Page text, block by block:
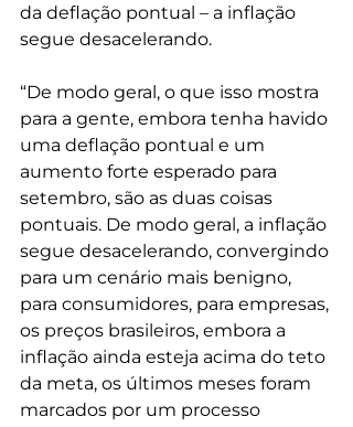
da deflação pontual – a inflação
segue desacelerando.
“De modo geral, o que isso mostra
para a gente, embora tenha havido
uma deflação pontual e um
aumento forte esperado para
setembro, são as duas coisas
pontuais. De modo geral, a inflação
segue desacelerando, convergindo
para um cenário mais benigno,
para consumidores, para empresas,
os preços brasileiros, embora a
inflação ainda esteja acima do teto
da meta, os últimos meses foram
marcados por um processo